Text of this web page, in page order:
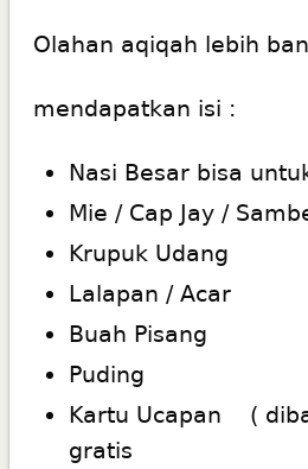
Olahan aqiqah lebih
mendapatkan isi :
Nasi Besar bisa
Mie / Cap Jay /
Krupuk Udang
Lalapan / Acar
Buah Pisang
Puding
Kartu Ucapan (
gratis